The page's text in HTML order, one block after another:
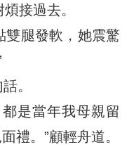
接過去。
雙腿發軟，她震驚
。
是當年我母親留
禮。”顧輕舟道。